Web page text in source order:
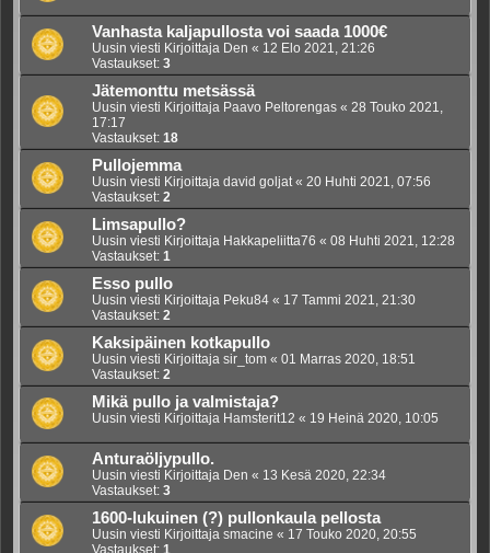
Vanhasta kaljapullosta voi saada 1000€
Uusin viesti Kirjoittaja Den « 12 Elo 2021, 21:26
Vastaukset: 3
Jätemonttu metsässä
Uusin viesti Kirjoittaja Paavo Peltorengas « 28 Touko 2021,
17:17
Vastaukset: 18
Pullojemma
Uusin viesti Kirjoittaja david goljat « 20 Huhti 2021, 07:56
Vastaukset: 2
Limsapullo?
Uusin viesti Kirjoittaja Hakkapeliitta76 « 08 Huhti 2021, 12:28
Vastaukset: 1
Esso pullo
Uusin viesti Kirjoittaja Peku84 « 17 Tammi 2021, 21:30
Vastaukset: 2
Kaksipäinen kotkapullo
Uusin viesti Kirjoittaja sir_tom « 01 Marras 2020, 18:51
Vastaukset: 2
Mikä pullo ja valmistaja?
Uusin viesti Kirjoittaja Hamsterit12 « 19 Heinä 2020, 10:05
Anturaöljypullo.
Uusin viesti Kirjoittaja Den « 13 Kesä 2020, 22:34
Vastaukset: 3
1600-lukuinen (?) pullonkaula pellosta
Uusin viesti Kirjoittaja smacine « 17 Touko 2020, 20:55
Vastaukset: 1